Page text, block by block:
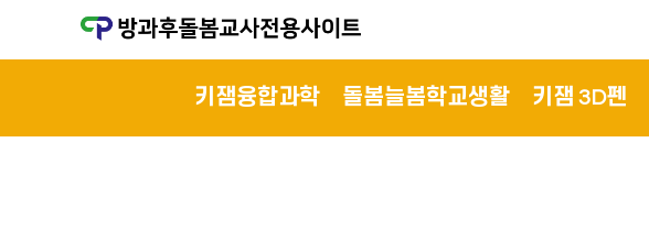
키잼융합과학 돌봄늘봄학교생활 키잼 3D펜